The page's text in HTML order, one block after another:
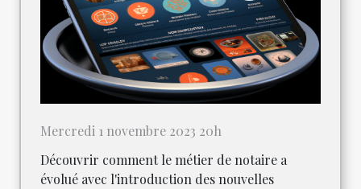
Mercredi 1 novembre 2023 20h
Découvrir comment le métier de notaire a
évolué avec l'introduction des nouvelles